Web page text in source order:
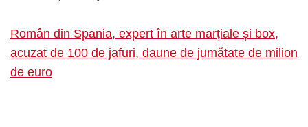
Român din Spania, expert în arte marțiale și box,
acuzat de 100 de jafuri, daune de jumătate de milion
de euro